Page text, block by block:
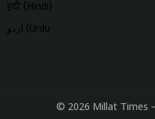
हिंदी (Hindi)
اردو (Urdu
© 2026 Millat Times